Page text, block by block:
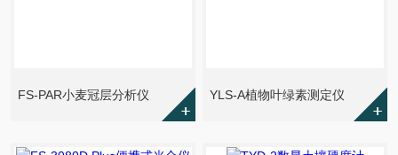
FS-PAR小麦冠层分析仪 YLS-A植物叶绿素测定仪